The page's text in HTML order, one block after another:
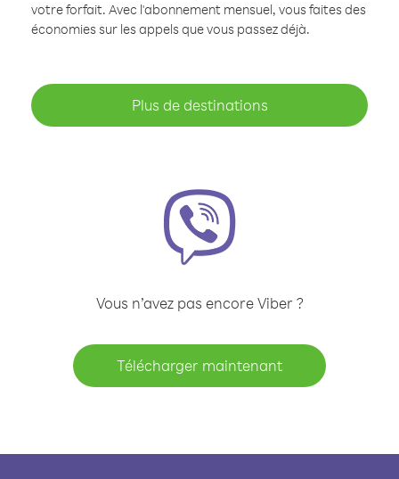
votre forfait. Avec l'abonnement mensuel, vous faites des
économies sur les appels que vous passez déjà.
Plus de destinations
Vous n’avez pas encore Viber ?
Télécharger maintenant